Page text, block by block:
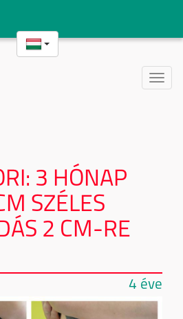
Toggle
3 HÓNAP
SZÉLES
2 CM-RE
4 éve